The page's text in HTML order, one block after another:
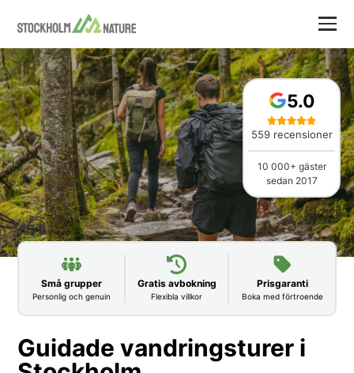
5.0
559 recensioner
10 000+ gäster
sedan 2017
Små grupper
Personlig och genuin
Gratis avbokning
Flexibla villkor
Prisgaranti
Boka med förtroende
Guidade vandringsturer i